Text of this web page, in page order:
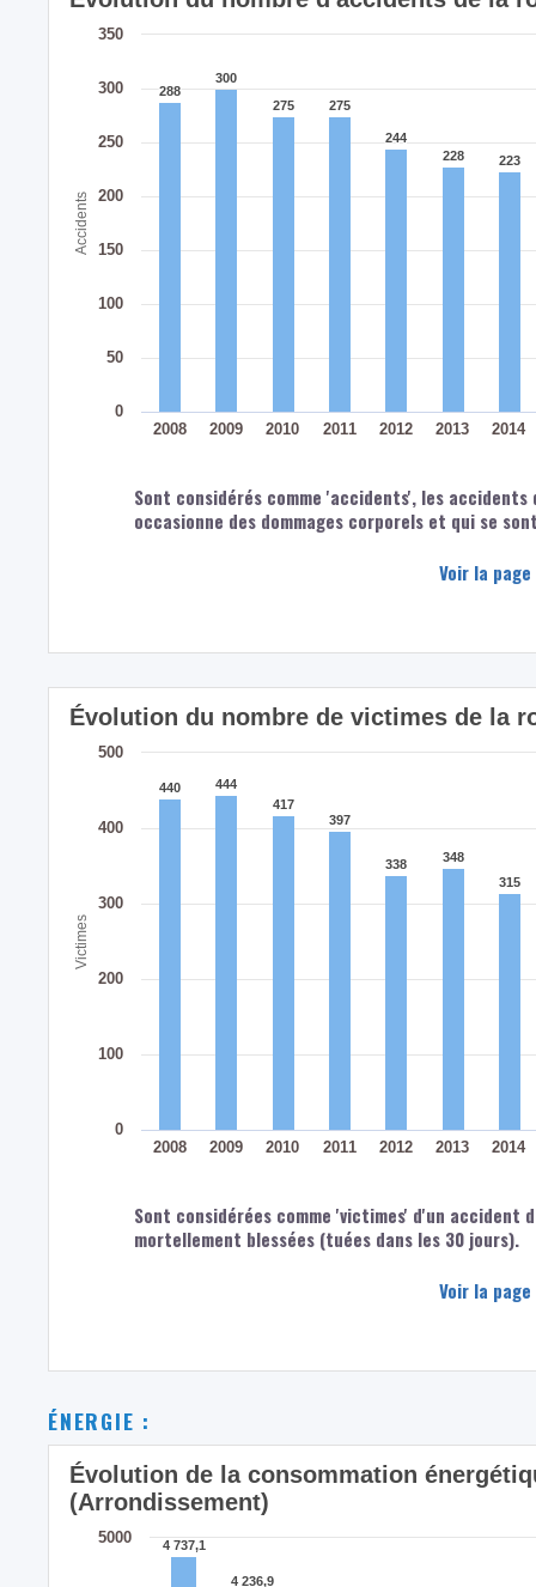
Accidents
2008 2009 2010 2011 2012 2013 2014
0
50
100
150
200
250
300
350
288
288
300
300
275
275 275
275
244
244
228
228 223
223
Sont considérés comme 'accidents', les
occasionne des dommages corporels et qui se
Voir la
Victimes
Évolution du nombre de victimes de la
2008 2009 2010 2011 2012 2013 2014
0
100
200
300
400
500
440
440 444
444
417
417
397
397
338
338 348
348
315
315
Sont considérées comme 'victimes' d'un
mortellement blessées (tuées dans les 30 jours).
Voir la
ÉNERGIE :
Évolution de la consommation
(Arrondissement)
5000 4 737,1
4 737,1
4 236,9
4 236,9